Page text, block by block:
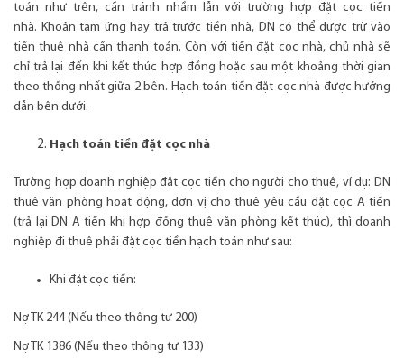
toán như trên, cần tránh nhầm lẫn với trường hợp đặt cọc tiền
nhà. Khoản tạm ứng hay trả trước tiền nhà, DN có thể được trừ vào
tiền thuê nhà cần thanh toán. Còn với tiền đặt cọc nhà, chủ nhà sẽ
chỉ trả lại đến khi kết thúc hợp đồng hoặc sau một khoảng thời gian
theo thống nhất giữa 2 bên. Hạch toán tiền đặt cọc nhà được hướng
dẫn bên dưới.
Hạch toán tiền đặt cọc nhà
Trường hợp doanh nghiệp đặt cọc tiền cho người cho thuê, ví dụ: DN
thuê văn phòng hoạt động, đơn vị cho thuê yêu cầu đặt cọc A tiền
(trả lại DN A tiền khi hợp đồng thuê văn phòng kết thúc), thì doanh
nghiệp đi thuê phải đặt cọc tiền hạch toán như sau:
Khi đặt cọc tiền:
Nợ TK 244 (Nếu theo thông tư 200)
Nợ TK 1386 (Nếu theo thông tư 133)